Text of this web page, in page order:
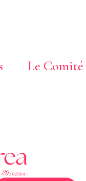
Le Comité